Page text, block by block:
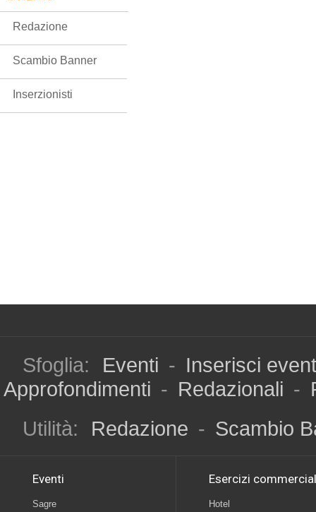
Redazione
Scambio Banner
Inserzionisti
Sfoglia: Eventi - Inserisci
Approfondimenti - Redazionali -
Utilità:
Redazione - Scambio
Eventi
Sagre
Esercizi
Hotel